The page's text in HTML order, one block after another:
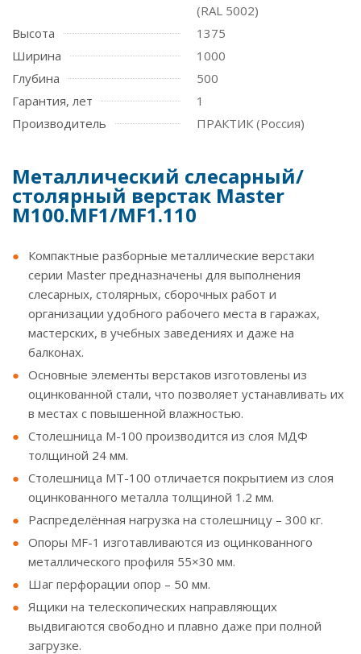
(RAL 5002)
Высота
1375
Ширина
1000
Глубина
500
Гарантия, лет
1
Производитель
ПРАКТИК (Россия)
Металлический слесарный/
столярный верстак Master
M100.MF1/MF1.110
Компактные разборные металлические верстаки
серии Master предназначены для выполнения
слесарных, столярных, сборочных работ и
организации удобного рабочего места в гаражах,
мастерских, в учебных заведениях и даже на
балконах.
Основные элементы верстаков изготовлены из
оцинкованной стали, что позволяет устанавливать их
в местах с повышенной влажностью.
Столешница М-100 производится из слоя МДФ
толщиной 24 мм.
Столешница МT-100 отличается покрытием из слоя
оцинкованного металла толщиной 1.2 мм.
Распределённая нагрузка на столешницу – 300 кг.
Опоры МF-1 изготавливаются из оцинкованного
металлического профиля 55×30 мм.
Шаг перфорации опор – 50 мм.
Ящики на телескопических направляющих
выдвигаются свободно и плавно даже при полной
загрузке.